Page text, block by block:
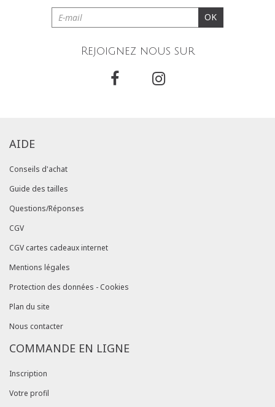
OK
Rejoignez nous sur
AIDE
Conseils d'achat
Guide des tailles
Questions/Réponses
CGV
CGV cartes cadeaux internet
Mentions légales
Protection des données - Cookies
Plan du site
Nous contacter
COMMANDE EN LIGNE
Inscription
Votre profil